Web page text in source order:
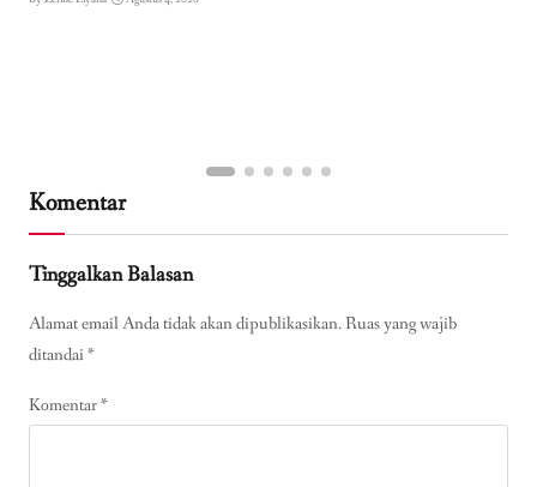
Komentar
Tinggalkan Balasan
Alamat email Anda tidak akan dipublikasikan.Ruas yang wajib
ditandai*
Komentar*